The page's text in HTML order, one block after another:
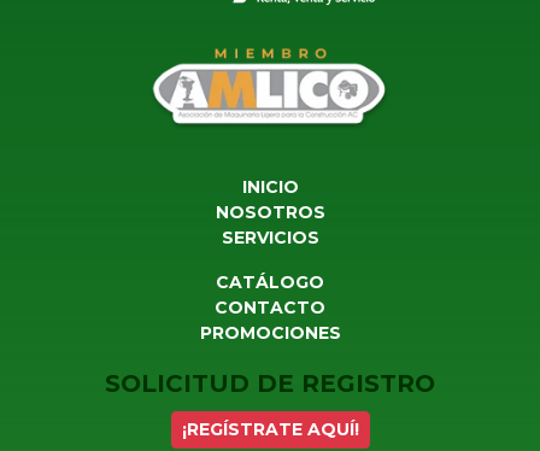
INICIO
NOSOTROS
SERVICIOS
CATÁLOGO
CONTACTO
PROMOCIONES
SOLICITUD DE REGISTRO
¡REGÍSTRATE AQUÍ!